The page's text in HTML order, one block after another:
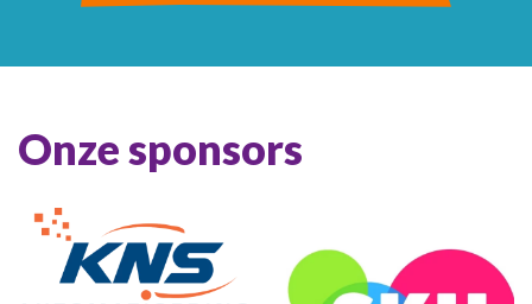
Onze sponsors